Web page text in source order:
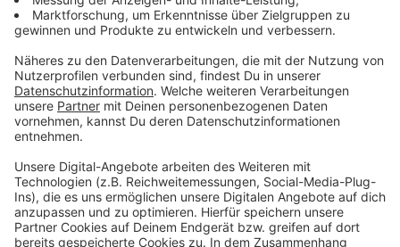
Das Erzbistum spricht von "schwierigen
Rahmenbedingungen" und prognostiziert, dass es bis
2030 in die roten Zahlen rutschen könnte, wenn nichts
unternommen wird. Es wird eine Finanzlücke von 100
Millionen Euro erwartet, weshalb die katholische
Kirche im Rheinland sparen muss. Der größte Teil der
und fließt in die Seelsorge, Instandhaltung und
Personal. Auch Schulen, Kitas (41 Millionen Euro) und
die Caritas (60 Millionen Euro) erhalten finanzielle
Unterstützung.